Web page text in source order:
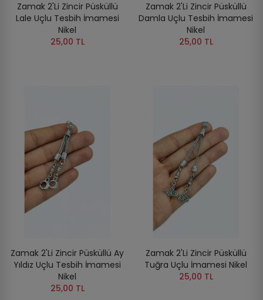
Zamak 2'li Zincir Püsküllü
Lale Uçlu Tesbih İmamesi
Nikel
25,00 TL
Zamak 2'li Zincir Püsküllü
Damla Uçlu Tesbih İmamesi
Nikel
25,00 TL
Zamak 2'li Zincir Püsküllü Ay
Yıldız Uçlu Tesbih İmamesi
Nikel
25,00 TL
Zamak 2'li Zincir Püsküllü
Tuğra Uçlu İmamesi Nikel
25,00 TL